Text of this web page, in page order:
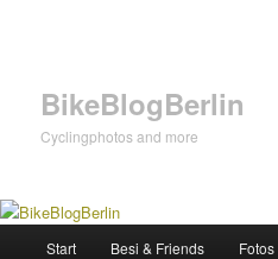
BikeBlogBerlin
Cyclingphotos and more
Start Besi & Friends Fotos